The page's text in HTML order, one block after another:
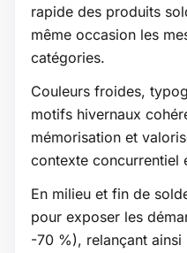
rapide des produits
même occasion les
catégories.
Couleurs froides,
motifs hivernaux
mémorisation et
contexte concurrentiel
En milieu et fin de
pour exposer les
-70 %), relançant ainsi